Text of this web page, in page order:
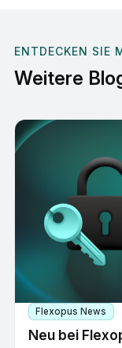
ENTDECKEN SIE
Weitere
Flexopus News
Neu bei